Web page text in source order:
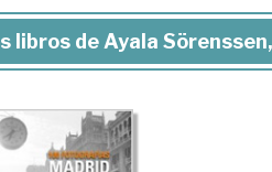
libros de Ayala